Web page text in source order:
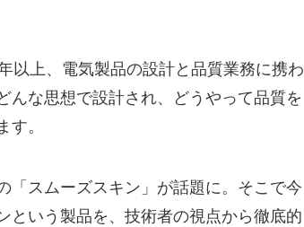
以上、電気製品の設計と品質業務に携わ
んな思想で設計され、どうやって品質を
。
「スムーズスキン」が話題に。そこで今
という製品を、技術者の視点から徹底的